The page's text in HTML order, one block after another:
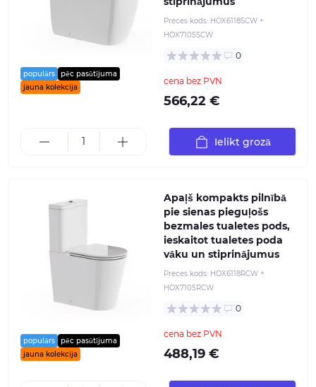
populārs
pēc pasūtījuma
jauna kolekcija
Preces kods: HOX6118SCW +
HOX7105SCW
0
cena bez PVN
566,22 €
Ielikt grozā
populārs
pēc pasūtījuma
jauna kolekcija
Apaļš kompakts pilnībā
pie sienas pieguļošs
bezmales tualetes pods,
ieskaitot tualetes poda
vāku un stiprinājumus
Preces kods: HOX6118RCW +
HOX7105RCW
0
cena bez PVN
488,19 €